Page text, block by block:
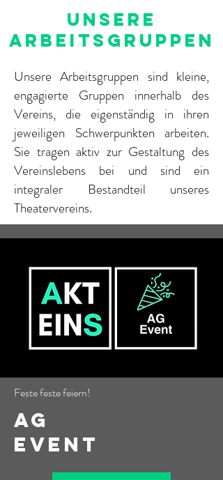
UNSERE
ARBEITSGRUPPEN
Unsere Arbeitsgruppen sind kleine,
engagierte Gruppen innerhalb des
Vereins, die eigenständig in ihren
jeweiligen Schwerpunkten arbeiten.
Sie tragen aktiv zur Gestaltung des
Vereinslebens bei und sind ein
integraler Bestandteil unseres
Theatervereins.
Feste feste feiern!
AG
EVENT